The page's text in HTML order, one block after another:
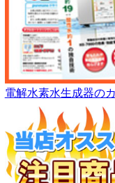
電解水素水生成器の